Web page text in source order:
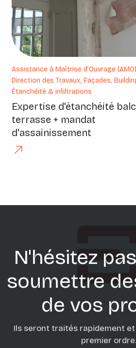
Assistance à Maîtrise d’Ouvrage
Direction des Travaux, Façades,
Étanchéité & infiltrations
Expertise d'étanchéité
terrasse + mandat
d'assainissement
N'hésitez
soumettre
de vos
Ils seront traités rapidement
premier ordre.